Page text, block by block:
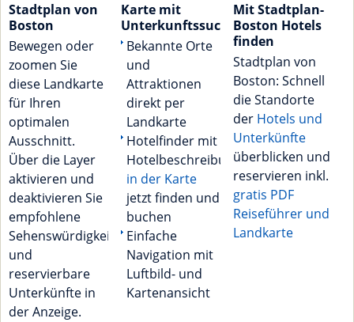
Stadtplan von
Boston
Bewegen oder
zoomen Sie
diese Landkarte
für Ihren
optimalen
Ausschnitt.
Über die Layer
aktivieren und
deaktivieren Sie
empfohlene
Sehenswürdigkeiten
und
reservierbare
Unterkünfte in
der Anzeige.
Karte mit
Unterkunftssuche
Bekannte Orte
und
Attraktionen
direkt per
Landkarte
Hotelfinder mit
Hotelbeschreibungen
in der Karte
jetzt finden und
buchen
Einfache
Navigation mit
Luftbild- und
Kartenansicht
Mit Stadtplan-
Boston Hotels
finden
Stadtplan von
Boston: Schnell
die Standorte
der Hotels und
Unterkünfte
überblicken und
reservieren inkl.
gratis PDF
Reiseführer und
Landkarte